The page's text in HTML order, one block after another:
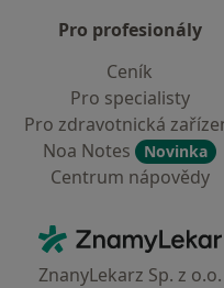
Pro profesionály
Ceník
Pro specialisty
Pro zdravotnická
Noa Notes
Novinka
Centrum nápovědy
ZnamyLekar -
ZnanyLekarz Sp. z o.o.